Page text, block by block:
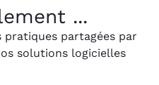
...
pratiques partagées par
solutions logicielles